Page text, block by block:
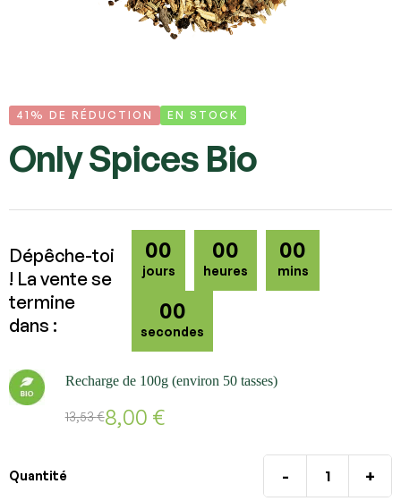
41% DE RÉDUCTION EN STOCK
Only Spices Bio
Dépêche-toi
! La vente se
termine
dans :
00
jours
00
heures
00
mins
00
secondes
Recharge de 100g (environ 50 tasses)
13,53€8,00 €
Quantité - +